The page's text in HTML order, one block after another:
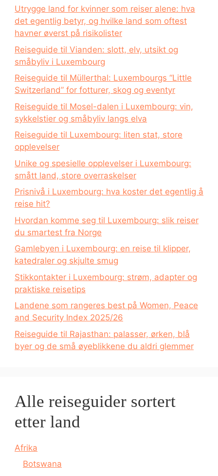
Utrygge land for kvinner som reiser alene: hva
det egentlig betyr, og hvilke land som oftest
havner øverst på risikolister
Reiseguide til Vianden: slott, elv, utsikt og
småbyliv i Luxembourg
Reiseguide til Müllerthal: Luxembourgs “Little
Switzerland” for fotturer, skog og eventyr
Reiseguide til Mosel-dalen i Luxembourg: vin,
sykkelstier og småbyliv langs elva
Reiseguide til Luxembourg: liten stat, store
opplevelser
Unike og spesielle opplevelser i Luxembourg:
smått land, store overraskelser
Prisnivå i Luxembourg: hva koster det egentlig å
reise hit?
Hvordan komme seg til Luxembourg: slik reiser
du smartest fra Norge
Gamlebyen i Luxembourg: en reise til klipper,
katedraler og skjulte smug
Stikkontakter i Luxembourg: strøm, adapter og
praktiske reisetips
Landene som rangeres best på Women, Peace
and Security Index 2025/26
Reiseguide til Rajasthan: palasser, ørken, blå
byer og de små øyeblikkene du aldri glemmer
Alle reiseguider sortert
etter land
Afrika
Botswana